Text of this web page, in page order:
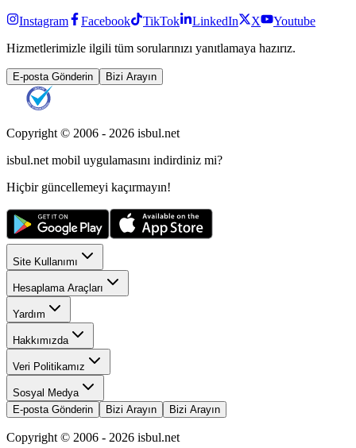
Instagram Facebook TikTok LinkedIn X
Youtube
Hizmetlerimizle ilgili tüm sorularınızı yanıtlamaya hazırız.
E-posta Gönderin Bizi Arayın
Copyright © 2006 - 2026 isbul.net
isbul.net mobil uygulamasını indirdiniz mi?
Hiçbir güncellemeyi kaçırmayın!
Site Kullanımı
Hesaplama Araçları
Yardım
Hakkımızda
Veri Politikamız
Sosyal Medya
E-posta Gönderin
Bizi Arayın Bizi Arayın
Copyright © 2006 - 2026 isbul.net